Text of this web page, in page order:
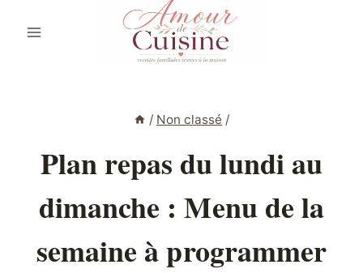
/ Non classé /
Plan repas du lundi au
dimanche : Menu de la
semaine à programmer